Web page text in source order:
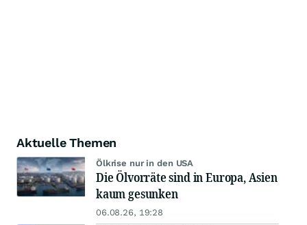
Aktuelle Themen
Ölkrise nur in den USA
Die Ölvorräte sind in Europa, Asien
kaum gesunken
06.08.26, 19:28